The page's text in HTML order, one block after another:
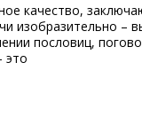
качество,
изобразительно –
пословиц,
это